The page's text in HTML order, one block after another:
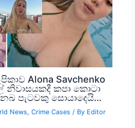
Alona Savchenko
නිවාසයකදී කපා කොටා
පැටවකු සොයාදෙයි…
News,Crime Cases / By Editor